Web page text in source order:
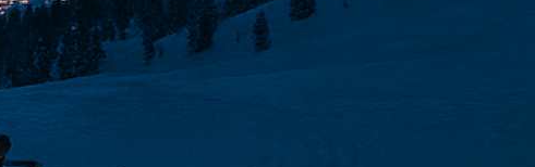
4 à 6 élèves max par groupe
tous niveaux
Special ados
Cours de ski adaptés aux ados
max 6